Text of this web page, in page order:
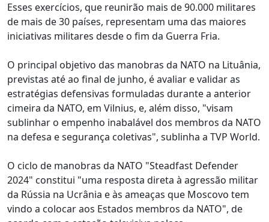
Esses exercícios, que reunirão mais de 90.000 militares
de mais de 30 países, representam uma das maiores
iniciativas militares desde o fim da Guerra Fria.
O principal objetivo das manobras da NATO na Lituânia,
previstas até ao final de junho, é avaliar e validar as
estratégias defensivas formuladas durante a anterior
cimeira da NATO, em Vilnius, e, além disso, "visam
sublinhar o empenho inabalável dos membros da NATO
na defesa e segurança coletivas", sublinha a TVP World.
O ciclo de manobras da NATO "Steadfast Defender
2024" constitui "uma resposta direta à agressão militar
da Rússia na Ucrânia e às ameaças que Moscovo tem
vindo a colocar aos Estados membros da NATO", de